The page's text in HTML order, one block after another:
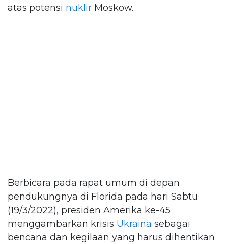
atas potensi nuklir Moskow.
Berbicara pada rapat umum di depan
pendukungnya di Florida pada hari Sabtu
(19/3/2022), presiden Amerika ke-45
menggambarkan krisis Ukraina sebagai
bencana dan kegilaan yang harus dihentikan